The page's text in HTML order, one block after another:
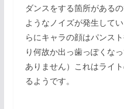
ダンスをする箇所がある
ようなノイズが発生して
らにキャラの顔はパンス
り何故か出っ歯っぽくな
ありません）これはライ
るようです。